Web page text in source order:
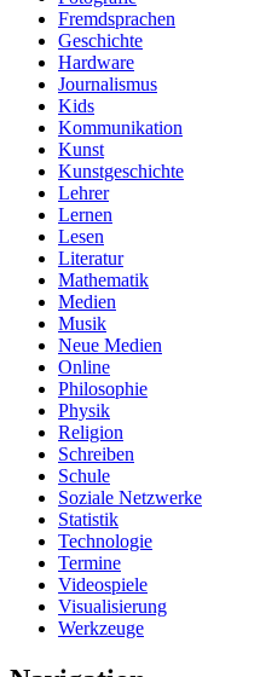
Fremdsprachen
Geschichte
Hardware
Journalismus
Kids
Kommunikation
Kunst
Kunstgeschichte
Lehrer
Lernen
Lesen
Literatur
Mathematik
Medien
Musik
Neue Medien
Online
Philosophie
Physik
Religion
Schreiben
Schule
Soziale Netzwerke
Statistik
Technologie
Termine
Videospiele
Visualisierung
Werkzeuge